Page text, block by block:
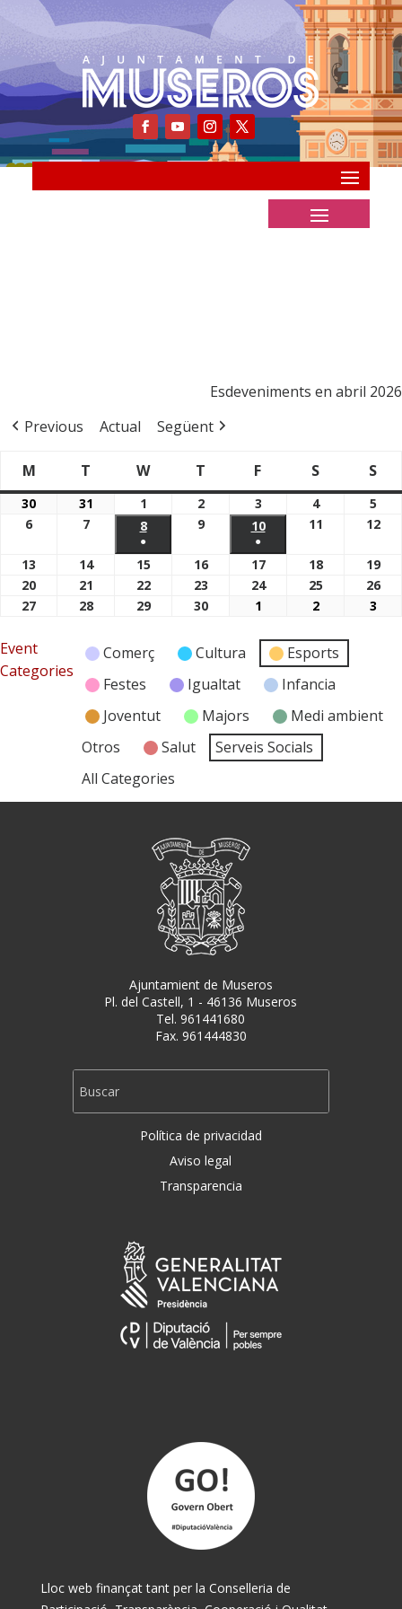
Esdeveniments en abril 2026
Previous
Actual Següent
M
Dilluns
T Dimarts
WDimecres
T F Divendres
S Dissabte
S
30 30/03/2026
31 31/03/2026
1 01/04/2026
2 02/04/2026
3 03/04/2026
404/04/2026
5
6 06/04/2026
7 07/04/2026
808/04/2026
●
(1
event)
9 09/04/2026
1010/04/2026
●
(1
event)
11 11/04/2026
12
13 13/04/2026
1414/04/2026
15 15/04/2026
16 16/04/2026
17 17/04/2026
18 18/04/2026
19
20 20/04/2026
21 21/04/2026
22 22/04/2026
23 23/04/2026
2424/04/2026
25 25/04/2026
26
27 27/04/2026
28 28/04/2026
29 29/04/2026
30 30/04/2026
1 01/05/2026
2 02/05/2026
3
Event
Categories
Comerç Cultura
Esports
Festes
Igualtat
Infancia
Joventut
Majors
Medi ambient
Otros
Salut
Serveis Socials
All Categories
Ajuntamient de Museros
Pl. del Castell, 1 - 46136 Museros
Tel. 961441680
Fax. 961444830
Política de privacidad
Aviso legal
Transparencia
Lloc web finançat tant per la Conselleria de